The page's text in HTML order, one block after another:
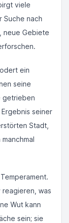
viele
Suche nach
neue Gebiete
ein
seine
getrieben
seiner
Stadt,
was
Wut kann
sein; sie